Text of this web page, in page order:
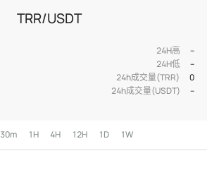
TRR/USDT
24H高
--
24H低
--
24h成交量(TRR)
0
24h成交量(USDT)
--
30m 1H 4H 12H 1D 1W